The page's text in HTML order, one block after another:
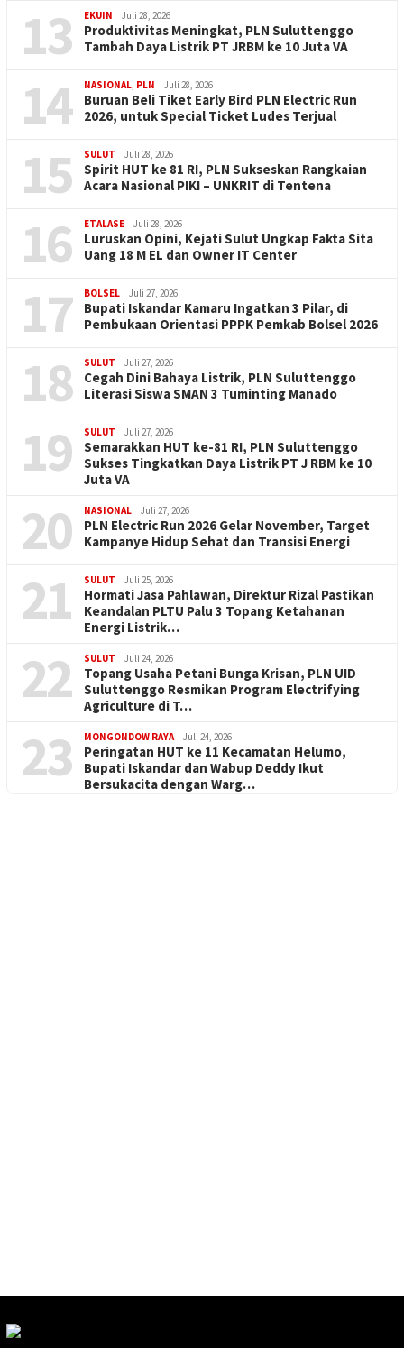
13 EKUIN Juli 28, 2026
Produktivitas Meningkat, PLN Suluttenggo
Tambah Daya Listrik PT JRBM ke 10 Juta VA
14 NASIONAL, PLN Juli 28, 2026
Buruan Beli Tiket Early Bird PLN Electric Run
2026, untuk Special Ticket Ludes Terjual
15 SULUT Juli 28, 2026
Spirit HUT ke 81 RI, PLN Sukseskan Rangkaian
Acara Nasional PIKI – UNKRIT di Tentena
16 ETALASE Juli 28, 2026
Luruskan Opini, Kejati Sulut Ungkap Fakta Sita
Uang 18 M EL dan Owner IT Center
17 BOLSEL Juli 27, 2026
Bupati Iskandar Kamaru Ingatkan 3 Pilar, di
Pembukaan Orientasi PPPK Pemkab Bolsel 2026
18 SULUT Juli 27, 2026
Cegah Dini Bahaya Listrik, PLN Suluttenggo
Literasi Siswa SMAN 3 Tuminting Manado
19 SULUT Juli 27, 2026
Semarakkan HUT ke-81 RI, PLN Suluttenggo
Sukses Tingkatkan Daya Listrik PT J RBM ke 10
Juta VA
20 NASIONAL Juli 27, 2026
PLN Electric Run 2026 Gelar November, Target
Kampanye Hidup Sehat dan Transisi Energi
21 SULUT Juli 25, 2026
Hormati Jasa Pahlawan, Direktur Rizal Pastikan
Keandalan PLTU Palu 3 Topang Ketahanan
Energi Listrik…
22 SULUT Juli 24, 2026
Topang Usaha Petani Bunga Krisan, PLN UID
Suluttenggo Resmikan Program Electrifying
Agriculture di T…
23 MONGONDOW RAYA Juli 24, 2026
Peringatan HUT ke 11 Kecamatan Helumo,
Bupati Iskandar dan Wabup Deddy Ikut
Bersukacita dengan Warg…